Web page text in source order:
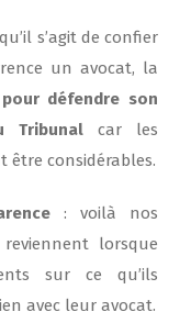
s’agit de confier
un avocat, la
défendre son
Tribunalcar les
être considérables.
: voilà nos
lorsque
sur ce qu’ils
avec leur avocat.